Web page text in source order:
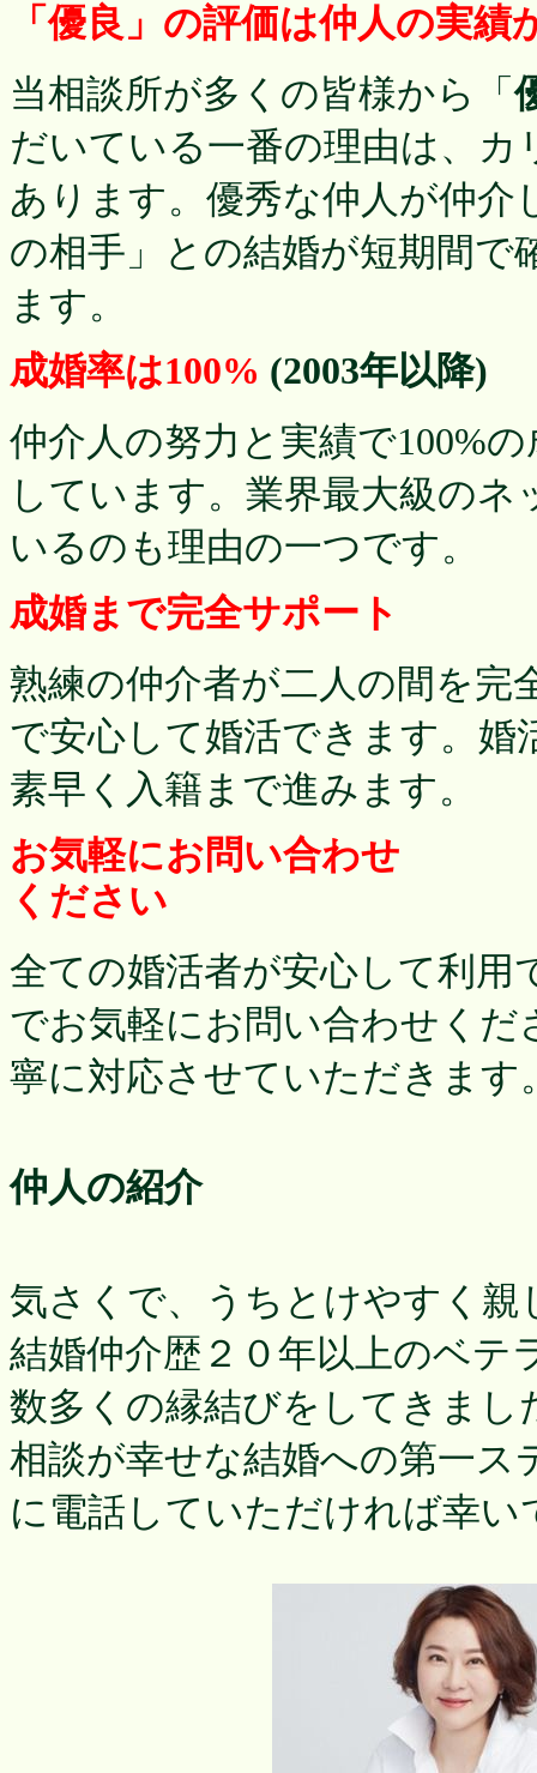
「優良」の評価は仲人の実績
当相談所が多くの皆様から「
だいている一番の理由は、カ
あります。優秀な仲人が仲介
の相手」との結婚が短期間で
ます。
成婚率は100% (2003年以降)
仲介人の努力と実績で100%
しています。業界最大級の
いるのも理由の一つです。
成婚まで完全サポート
熟練の仲介者が二人の間を完
で安心して婚活できます。婚
素早く入籍まで進みます。
お気軽にお問い合わせ
ください
全ての婚活者が安心して利用
でお気軽にお問い合わせくだ
寧に対応させていただきます
仲人の紹介
気さくで、うちとけやすく親
結婚仲介歴２０年以上のベテ
数多くの縁結びをしてきまし
相談が幸せな結婚への第一ス
に電話していただければ幸い